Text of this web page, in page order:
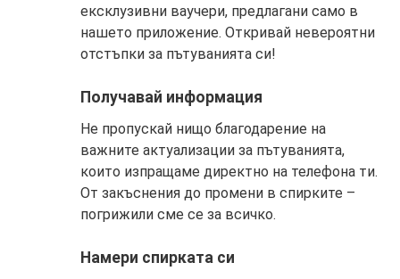
ексклузивни ваучери, предлагани само в
нашето приложение. Откривай невероятни
отстъпки за пътуванията си!
Получавай информация
Не пропускай нищо благодарение на
важните актуализации за пътуванията,
които изпращаме директно на телефона ти.
От закъснения до промени в спирките –
погрижили сме се за всичко.
Намери спирката си